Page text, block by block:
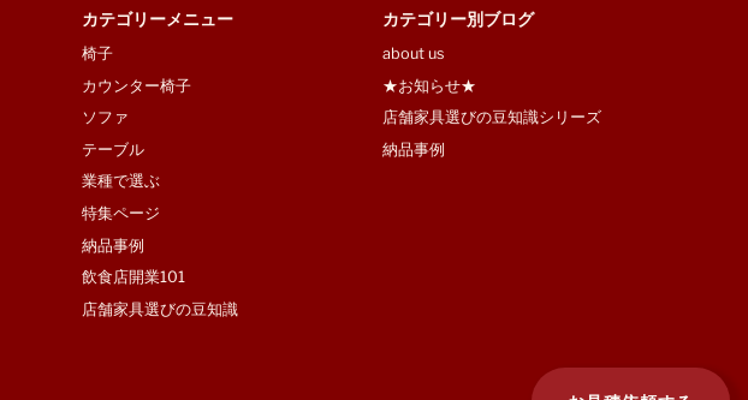
カテゴリーメニュー
椅子
カウンター椅子
ソファ
テーブル
業種で選ぶ
特集ページ
納品事例
飲食店開業101
店舗家具選びの豆知識
カテゴリー別ブログ
about us
★お知らせ★
店舗家具選びの豆知識シリーズ
納品事例